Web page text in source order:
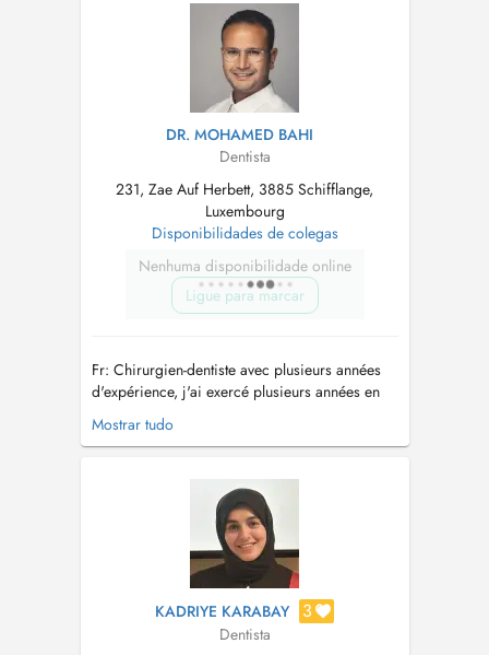
DR. MOHAMED BAHI
Dentista
231, Zae Auf Herbett, 3885 Schifflange,
Luxembourg
Disponibilidades de colegas
Nenhuma disponibilidade online
Ligue para marcar
Fr: Chirurgien-dentiste avec plusieurs années
d'expérience, j'ai exercé plusieurs années en
Allemagne où j'ai acquis une solide expérience
dans la prise en charge de patients aux besoins
sont la dentisterie conservatrice, la chirurgie
Mostrar tudo
KADRIYE KARABAY 3
Dentista